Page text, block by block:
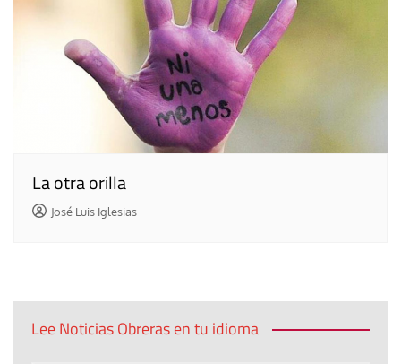
La otra orilla
José Luis Iglesias
Lee Noticias Obreras en tu idioma